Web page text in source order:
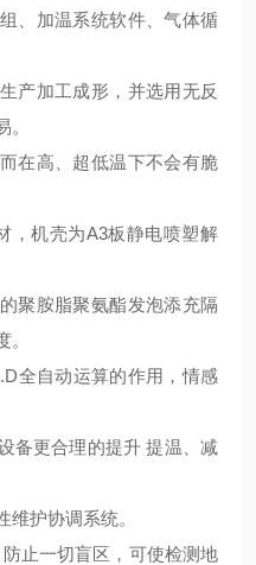
、加温系统软件、气体循
产加工成形，并选用无反
在高、超低温下不会有脆
，机壳为A3板静电喷塑解
聚胺脂聚氨酯发泡添充隔
全自动运算的作用，情感
备更合理的提升 提温、减
护协调系统。
止一切盲区，可使检测地